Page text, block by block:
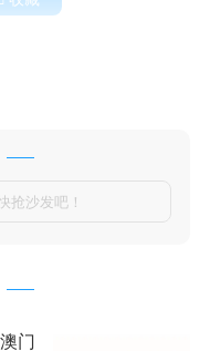
抢沙发吧！
门